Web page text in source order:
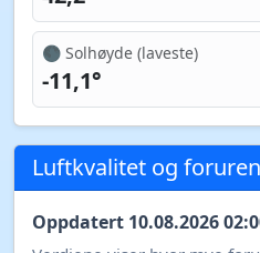
🌑 Solhøyde (laveste)
-11,1°
Luftkvalitet og
Oppdatert 10.08.2026